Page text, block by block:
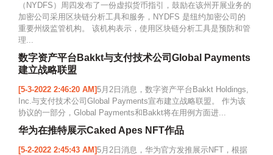
（NYDFS）周四发布了一份虚拟货币指引，鼓励在该州开展业务的
加密公司采用区块链分析工具和服务，NYDFS 是纽约加密公司的
重要州级监管机构。 该机构表示，使用区块链分析工具是预防和管
理...
数字资产平台Bakkt与支付技术公司Global Payments
建立战略联盟
[5-3-2022 2:46:20 AM]5月2日消息，数字资产平台Bakkt Holdings,
Inc.与支付技术公司Global Payments宣布建立战略联盟。 作为该
协议的一部分，Global Payments和Bakkt将在用例方面进...
华为在推特展示Caked Apes NFT作品
[5-2-2022 2:45:43 AM]5月2日消息，华为官方发推展示NFT，根据